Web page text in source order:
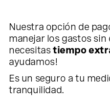
Nuestra opción de
manejar los gastos sin
necesitastiempo
ayudamos!
Es un seguro a tu
tranquilidad.